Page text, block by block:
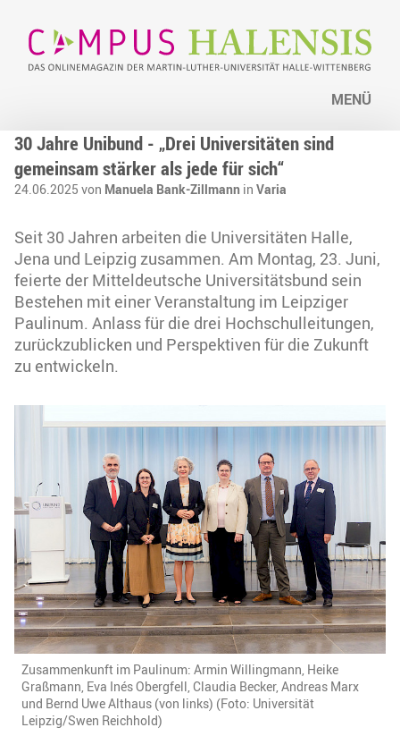
MENÜ
30 Jahre Unibund - „Drei Universitäten sind
gemeinsam stärker als jede für sich“
24.06.2025 von Manuela Bank-Zillmann in Varia
Seit 30 Jahren arbeiten die Universitäten Halle,
Jena und Leipzig zusammen. Am Montag, 23. Juni,
feierte der Mitteldeutsche Universitätsbund sein
Bestehen mit einer Veranstaltung im Leipziger
Paulinum. Anlass für die drei Hochschulleitungen,
zurückzublicken und Perspektiven für die Zukunft
zu entwickeln.
Zusammenkunft im Paulinum: Armin Willingmann, Heike
Graßmann, Eva Inés Obergfell, Claudia Becker, Andreas Marx
und Bernd Uwe Althaus (von links) (Foto: Universität
Leipzig/Swen Reichhold)